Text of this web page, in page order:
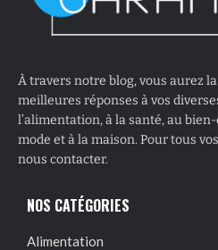
À travers notre blog, vous aurez
meilleures réponses à vos
l’alimentation, à la santé, au
mode et à la maison. Pour tous
nous contacter.
NOS CATÉGORIES
Alimentation